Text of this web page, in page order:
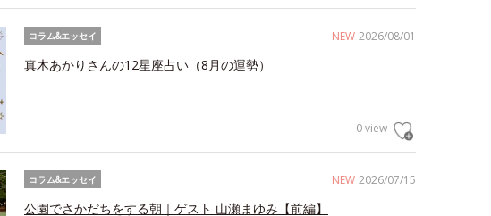
NEW 2026/08/01
コラム&エッセイ
真木あかりさんの12星座占い（8月の運勢）
0 view
NEW 2026/07/15
コラム&エッセイ
公園でさかだちをする朝｜ゲスト 山瀬まゆみ【前編】